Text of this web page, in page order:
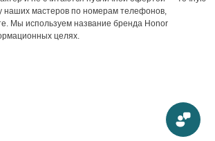
наших мастеров по номерам телефонов,
Мы используем название бренда Honor
целях.